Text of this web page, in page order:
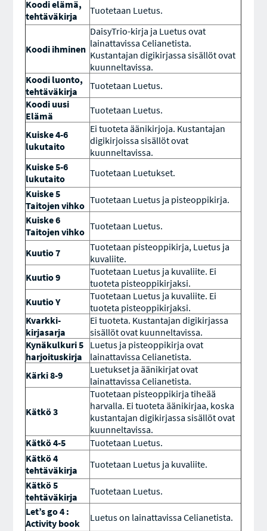
Koodi elämä,
tehtäväkirja
Tuotetaan Luetus.
Koodi ihminen
DaisyTrio-kirja ja Luetus ovat
lainattavissa Celianetista.
Kustantajan digikirjassa sisällöt ovat
kuunneltavissa.
Koodi luonto,
tehtäväkirja
Tuotetaan Luetus.
Koodi uusi
Elämä
Tuotetaan Luetus.
Kuiske 4-6
lukutaito
Ei tuoteta äänikirjoja. Kustantajan
digikirjoissa sisällöt ovat
kuunneltavissa.
Kuiske 5-6
lukutaito
Tuotetaan Luetukset.
Kuiske 5
Taitojen vihko Tuotetaan Luetus ja pisteoppikirja.
Kuiske 6
Taitojen vihko Tuotetaan Luetus.
Kuutio 7
Tuotetaan pisteoppikirja, Luetus ja
kuvaliite.
Kuutio 9
Tuotetaan Luetus ja kuvaliite. Ei
tuoteta pisteoppikirjaksi.
Kuutio Y
Tuotetaan Luetus ja kuvaliite. Ei
tuoteta pisteoppikirjaksi.
Kvarkki-
kirjasarja
Ei tuoteta. Kustantajan digikirjassa
sisällöt ovat kuunneltavissa.
Kynäkulkuri 5
harjoituskirja
Luetus ja pisteoppikirja ovat
lainattavissa Celianetista.
Kärki 8-9
Luetukset ja äänikirjat ovat
lainattavissa Celianetista.
Kätkö 3
Tuotetaan pisteoppikirja tiheää
harvalla. Ei tuoteta äänikirjaa, koska
kustantajan digikirjassa sisällöt ovat
kuunneltavissa.
Kätkö 4-5
Tuotetaan Luetus.
Kätkö 4
tehtäväkirja
Tuotetaan Luetus ja kuvaliite.
Kätkö 5
tehtäväkirja
Tuotetaan Luetus.
Let’s go 4 :
Activity book
Luetus on lainattavissa Celianetista.